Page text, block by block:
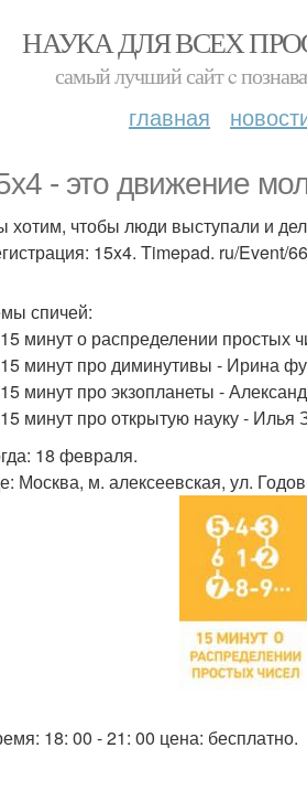
НАУКА ДЛЯ ВСЕХ
самый лучший сайт c
главная
- это движение
хотим, чтобы люди выступали и
15x4. Timepad. ru/Event/
спичей:
минут о распределении простых
минут про диминутивы - Ирина
минут про экзопланеты -
минут про открытую науку - Илья
18 февраля.
Москва, м. алексеевская, ул.
18: 00 - 21: 00 цена: бесплатно.